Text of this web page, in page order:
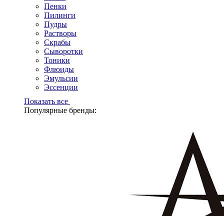
Пенки
Пилинги
Пудры
Растворы
Скрабы
Сыворотки
Тоники
Флюиды
Эмульсии
Эссенции
Показать все
Популярные бренды: